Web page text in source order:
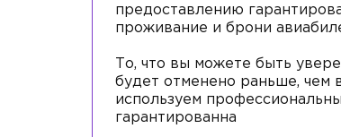
предоставлению
проживание и брони
То, что вы можете быть
будет отменено раньше, чем
используем
гарантированна